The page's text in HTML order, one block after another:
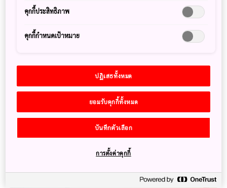
ทางไปเคาท์ดาวน์ปีใหม่ กิจกรรมสำคัญในช่วงปีใหม่ในแบบฉบับ
คนญี่ปุ่น อย่างหนึ่งที่ไม่ควรพลาดคือ การชมพระอาทิตย์แรกของ
ปี ที่เรียกว่า ฮัตสึฮิโนะเดะ (Hatsuhinode)
คุกกี้ประสิทธิภาพ
คุกกี้กำหนดเป้าหมาย
ปฏิเสธทั้งหมด
ยอมรับคุกกี้ทั้งหมด
บันทึกตัวเลือก
การตั้งค่าคุกกี้